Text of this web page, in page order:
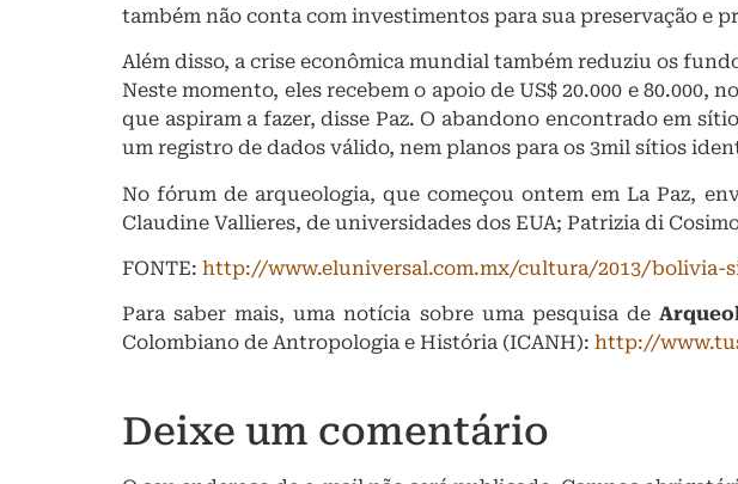
também não conta com investimentos para sua preservação e
Além disso, a crise econômica mundial também reduziu os
Neste momento, eles recebem o apoio de US$ 20.000 e
que aspiram a fazer, disse Paz. O abandono encontrado em
um registro de dados válido, nem planos para os 3mil sítios
No fórum de arqueologia, que começou ontem em La Paz,
Claudine Vallieres, de universidades dos EUA; Patrizia di
FONTE: http://www.eluniversal.com.mx/cultura/2013/bolivia-
Para saber mais, uma notícia sobre uma pesquisa de
Colombiano de Antropologia e História (ICANH): http://
Deixe um comentário